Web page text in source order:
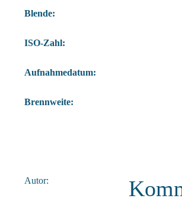
Blende:
ISO-Zahl:
Aufnahmedatum:
Brennweite:
Autor: